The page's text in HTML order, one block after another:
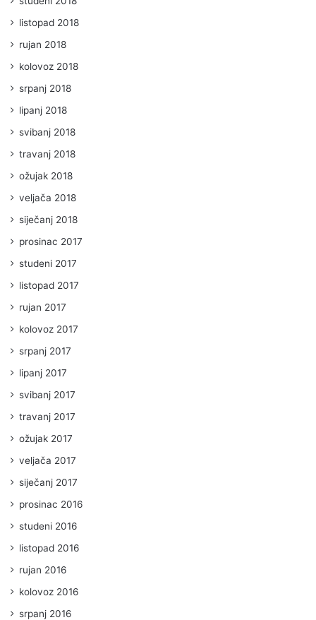
listopad 2018
rujan 2018
kolovoz 2018
srpanj 2018
lipanj 2018
svibanj 2018
travanj 2018
ožujak 2018
veljača 2018
siječanj 2018
prosinac 2017
studeni 2017
listopad 2017
rujan 2017
kolovoz 2017
srpanj 2017
lipanj 2017
svibanj 2017
travanj 2017
ožujak 2017
veljača 2017
siječanj 2017
prosinac 2016
studeni 2016
listopad 2016
rujan 2016
kolovoz 2016
srpanj 2016